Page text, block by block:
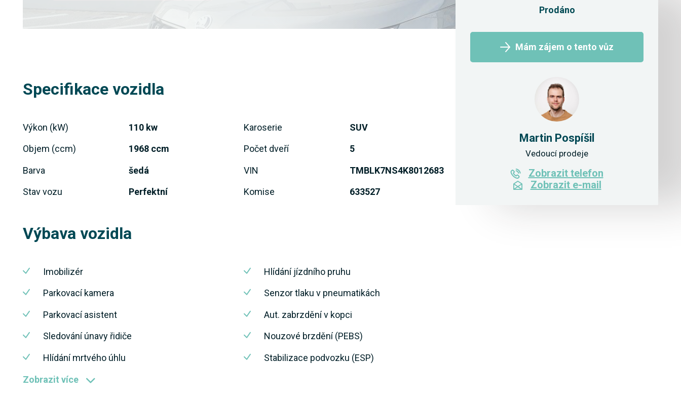
Specifikace vozidla
Výkon (kW) 110 kw
Objem (ccm) 1968 ccm
Barva šedá
Stav vozu Perfektní
Karoserie SUV
Počet dveří 5
VIN TMBLK7NS4K8012683
Komise 633527
Výbava vozidla
Imobilizér
Parkovací kamera
Parkovací asistent
Sledování únavy řidiče
Hlídání mrtvého úhlu
Hlídání jízdního pruhu
Senzor tlaku v pneumatikách
Aut. zabrzdění v kopci
Nouzové brzdění (PEBS)
Stabilizace podvozku (ESP)
Zobrazit více
Prodáno
Mám zájem o tento vůz
Martin Pospíšil
Vedoucí prodeje
Zobrazit telefon
Zobrazit e-mail